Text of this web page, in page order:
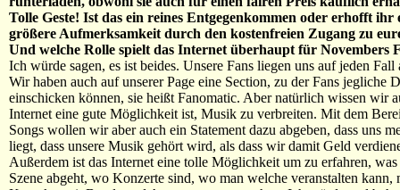
Tolle Geste! Ist das ein reines Entgegenkommen oder erhofft ihr
größere Aufmerksamkeit durch den kostenfreien Zugang zu
Und welche Rolle spielt das Internet überhaupt für Novembers
Ich würde sagen, es ist beides. Unsere Fans liegen uns auf jeden Fall
Wir haben auch auf unserer Page eine Section, zu der Fans jegliche
einschicken können, sie heißt Fanomatic. Aber natürlich wissen wir
Internet eine gute Möglichkeit ist, Musik zu verbreiten. Mit dem
Songs wollen wir aber auch ein Statement dazu abgeben, dass uns
liegt, dass unsere Musik gehört wird, als dass wir damit Geld
Außerdem ist das Internet eine tolle Möglichkeit um zu erfahren,
Szene abgeht, wo Konzerte sind, wo man welche veranstalten kann,